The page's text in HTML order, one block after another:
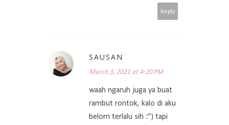
Reply
SAUSAN
March 3, 2021 at 4:20 PM
waah ngaruh juga ya buat
rambut rontok, kalo di aku
belom terlalu sih :") tapi